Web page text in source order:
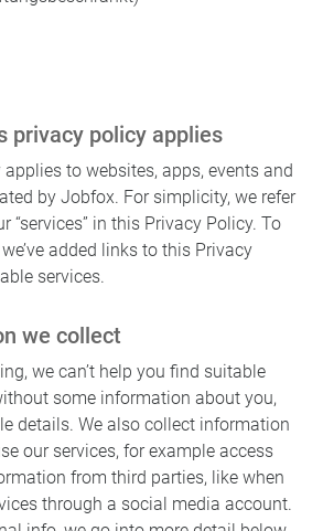
privacy policy applies
to websites, apps, events and
by Jobfox. For simplicity, we refer
“services” in this Privacy Policy. To
added links to this Privacy
services.
we collect
we can’t help you find suitable
some information about you,
details. We also collect information
our services, for example access
from third parties, like when
through a social media account.